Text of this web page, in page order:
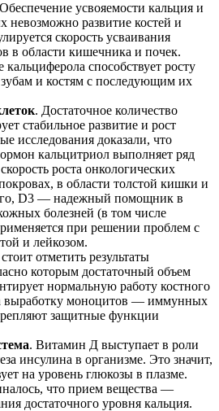
усвояемости кальция и
невозможно развитие костей и
скорость усваивания
в области кишечника и почек.
кальциферола способствует росту
и костям с последующим их
. Достаточное количество
стабильное развитие и рост
исследования доказали, что
кальцитриол выполняет ряд
роста онкологических
в области толстой кишки и
D3 — надежный помощник в
болезней (в том числе
при решении проблем с
и лейкозом.
отметить результаты
которым достаточный объем
нормальную работу костного
выработку моноцитов — иммунных
защитные функции
. Витамин Д выступает в роли
инсулина в организме. Это значит,
на уровень глюкозы в плазме.
что прием вещества —
достаточного уровня кальция.